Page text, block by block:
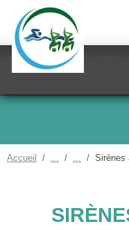
Accueil Sirènes
Panneau de gestion des